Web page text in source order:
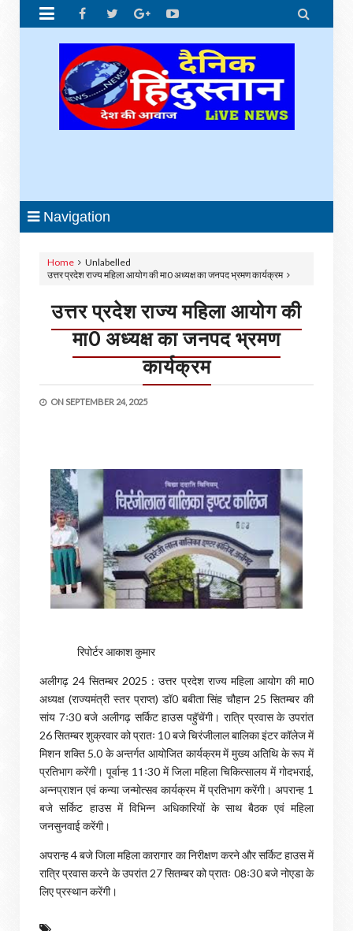
 
Navigation
Home
Unlabelled
उत्तर प्रदेश राज्य महिला आयोग की मा0 अध्यक्ष का जनपद भ्रमण कार्यक्रम
उत्तर प्रदेश राज्य महिला आयोग की
मा0 अध्यक्ष का जनपद भ्रमण
कार्यक्रम
ONSEPTEMBER 24, 2025
रिपोर्टर आकाश कुमार
अलीगढ़ 24 सितम्बर 2025 : उत्तर प्रदेश राज्य महिला आयोग की मा0
अध्यक्ष (राज्यमंत्री स्तर प्राप्त) डॉ0 बबीता सिंह चौहान 25 सितम्बर की
सांय 7ः30 बजे अलीगढ़ सर्किट हाउस पहुॅचेंगी। रात्रि प्रवास के उपरांत
26 सितम्बर शुक्रवार को प्रातः 10 बजे चिरंजीलाल बालिका इंटर कॉलेज में
मिशन शक्ति 5.0 के अन्तर्गत आयोजित कार्यक्रम में मुख्य अतिथि के रूप में
प्रतिभाग करेंगी। पूर्वान्ह 11ः30 में जिला महिला चिकित्सालय में गोदभराई,
अन्नप्राशन एवं कन्या जन्मोत्सव कार्यक्रम में प्रतिभाग करेंगी। अपरान्ह 1
बजे सर्किट हाउस में विभिन्न अधिकारियों के साथ बैठक एवं महिला
जनसुनवाई करेंगी।
अपरान्ह 4 बजे जिला महिला कारागार का निरीक्षण करने और सर्किट हाउस में
रात्रि प्रवास करने के उपरांत 27 सितम्बर को प्रातः 08ः30 बजे नोएडा के
लिए प्रस्थान करेंगी।